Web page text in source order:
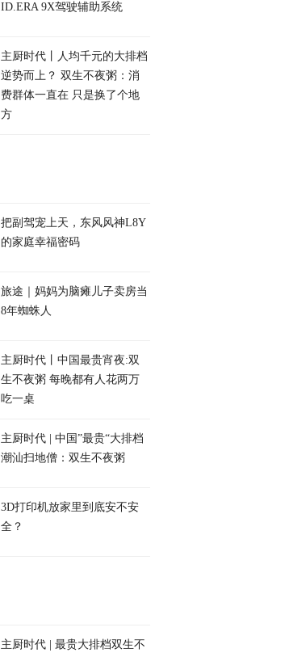
ID.ERA 9X驾驶辅助系统
主厨时代丨人均千元的大排档
逆势而上？ 双生不夜粥：消
费群体一直在 只是换了个地
方
把副驾宠上天，东风风神L8Y
的家庭幸福密码
旅途｜妈妈为脑瘫儿子卖房当
8年蜘蛛人
主厨时代丨中国最贵宵夜:双
生不夜粥 每晚都有人花两万
吃一桌
主厨时代 | 中国”最贵“大排档
潮汕扫地僧：双生不夜粥
3D打印机放家里到底安不安
全？
主厨时代 | 最贵大排档双生不